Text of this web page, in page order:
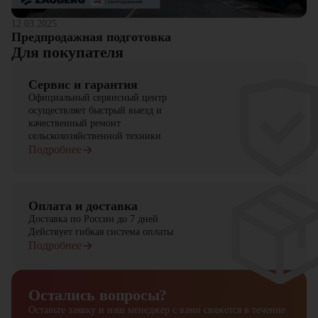
12.03.2025
Предпродажная подготовка
Для покупателя
Сервис и гарантия
Официальный сервисный центр
осуществляет быстрый выезд и
качественный ремонт
сельскохозяйственной техники
Подробнее
Оплата и доставка
Доставка по России до 7 дней
Действует гибкая система оплаты
Подробнее
Остались вопросы?
Оставьте заявку и наш менеджер с вами свяжется в течение